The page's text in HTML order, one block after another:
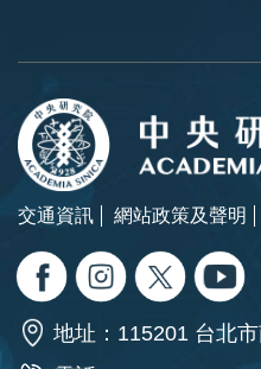
交通資訊 網站政策及聲明
地址：115201 台北